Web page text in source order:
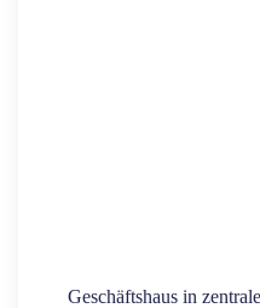
Geschäftshaus in